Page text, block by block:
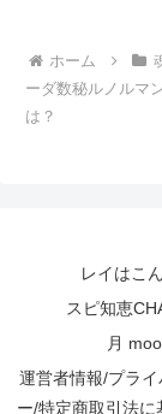
ホーム
ーダ数秘ルノルマ
は？
レイはこ
スピ知恵
月
運営者情報/プラ
ー/特定商取引法に